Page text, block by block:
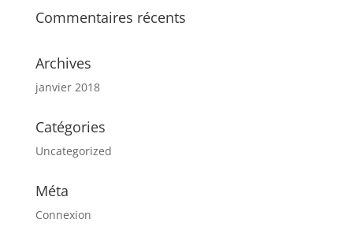
Commentaires récents
Archives
janvier 2018
Catégories
Uncategorized
Méta
Connexion